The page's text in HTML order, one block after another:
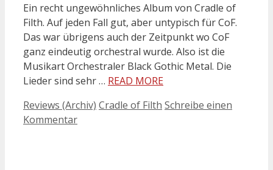
Ein recht ungewöhnliches Album von Cradle of
Filth. Auf jeden Fall gut, aber untypisch für CoF.
Das war übrigens auch der Zeitpunkt wo CoF
ganz eindeutig orchestral wurde. Also ist die
Musikart Orchestraler Black Gothic Metal. Die
Lieder sind sehr … READ MORE
Kategorien
Reviews (Archiv) Schlagwörter
Cradle of Filth Schreibe einen
Kommentar